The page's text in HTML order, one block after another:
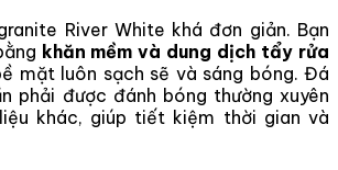
River White khá đơn giản. Bạn
khăn mềm và dung dịch tẩy rửa
mặt luôn sạch sẽ và sáng bóng. Đá
phải được đánh bóng thường xuyên
khác, giúp tiết kiệm thời gian và